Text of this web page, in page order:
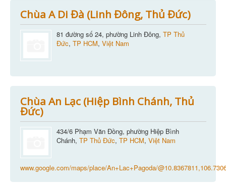
Chùa A Di Đà (Linh Đông, Thủ Đức)
81 đường số 24, phường Linh Đông, TP Thủ
Đức, TP HCM, Việt Nam
Chùa An Lạc (Hiệp Bình Chánh, Thủ
Đức)
434/6 Phạm Văn Đồng, phường Hiệp Bình
Chánh, TP Thủ Đức, TP HCM, Việt Nam
www.google.com/maps/place/An+Lac+Pagoda/